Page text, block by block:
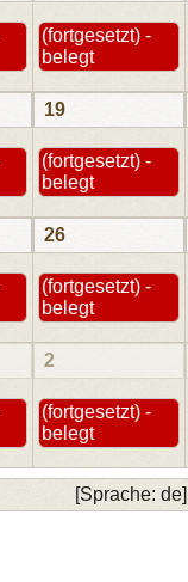
(fortgesetzt) -
belegt
19
(fortgesetzt) -
belegt
26
(fortgesetzt) -
belegt
2
(fortgesetzt) -
belegt
[Sprache: